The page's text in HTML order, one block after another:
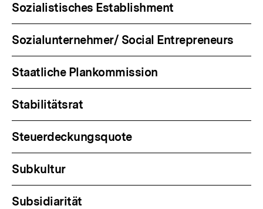
Sozialistisches Establishment
Sozialunternehmer/ Social Entrepreneurs
Staatliche Plankommission
Stabilitätsrat
Steuerdeckungsquote
Subkultur
Subsidiarität